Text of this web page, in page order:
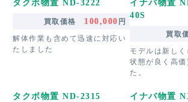
タクボ物置 ND-3222
買取価格 100,000 円
解体作業も含めて迅速に対応い
たしました
イナバ物置
40S
買取
モデルは新し
状態が良く高価
た。
タクボ物置 ND-2315 イナバ物置